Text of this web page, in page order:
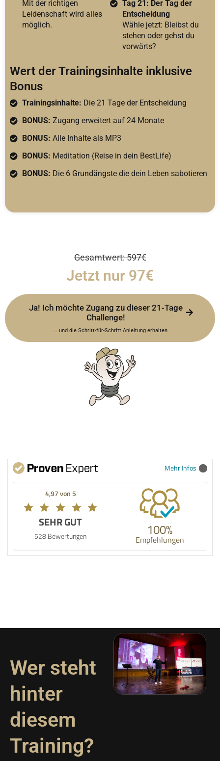
Mit der richtigen
Leidenschaft wird alles
möglich.
Tag 21: Der Tag der
Entscheidung
Wähle jetzt: Bleibst du
stehen oder gehst du
vorwärts?
Wert der Trainingsinhalte inklusive
Bonus
Trainingsinhalte: Die 21 Tage der Entscheidung
BONUS: Zugang erweitert auf 24 Monate
BONUS: Alle Inhalte als MP3
BONUS: Meditation (Reise in dein BestLife)
BONUS: Die 6 Grundängste die dein Leben sabotieren
Gesamtwert: 597€
Jetzt nur 97€
Ja! Ich möchte Zugang zu dieser 21-Tage
Challenge!
... und die Schritt-für-Schritt Anleitung erhalten
Mehr Infos
4,97 von 5
SEHR GUT
528 Bewertungen 100%
Empfehlungen
Wer steht
hinter
diesem
Training?